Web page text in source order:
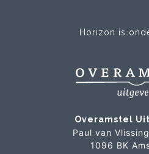
Horizon is
Overamstel
Paul van
1096 BK